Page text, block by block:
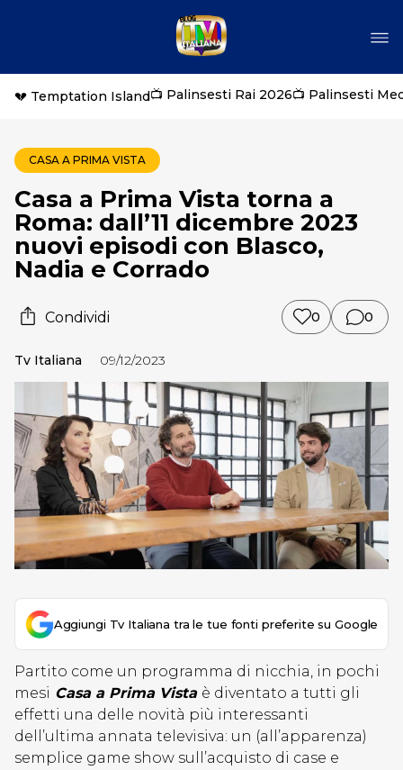
💔 Temptation Island📺 Palinsesti Rai 2026📺 Palinsesti
CASA A PRIMA VISTA
Casa a Prima Vista torna a
Roma: dall’11 dicembre 2023
nuovi episodi con Blasco,
Nadia e Corrado
Condividi 0 0
Tv Italiana 09/12/2023
Aggiungi Tv Italiana tra le tue fonti preferite su Google
Partito come un programma di nicchia, in pochi
mesi Casa a Prima Vista è diventato a tutti gli
effetti una delle novità più interessanti
dell’ultima annata televisiva: un (all’apparenza)
semplice game show sull’acquisto di case e